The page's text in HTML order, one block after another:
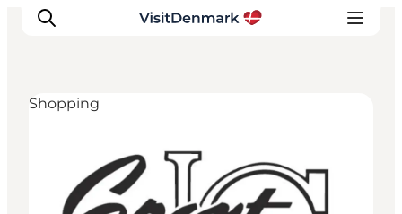
Inspiration
Regionen
Erlebnisse
Shopping